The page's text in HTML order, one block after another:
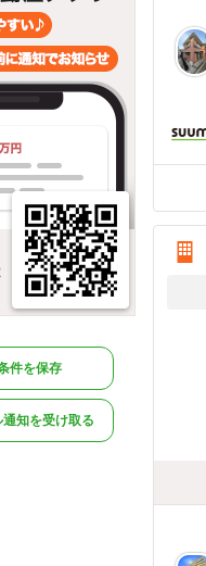
件を保存
知を受け取る